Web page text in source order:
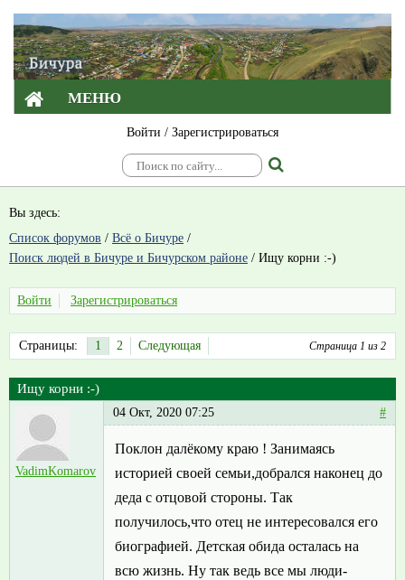
МЕНЮ
Войти / Зарегистрироваться
Вы здесь:
Список форумов / Всё о Бичуре /
Поиск людей в Бичуре и Бичурском районе / Ищу корни :-)
Войти Зарегистрироваться
Страница 1 из 2
Страницы: 1 2 Следующая
Ищу корни :-)
VadimKomarov
04 Окт, 2020 07:25 #
Поклон далёкому краю ! Занимаясь
историей своей семьи,добрался наконец до
деда с отцовой стороны. Так
получилось,что отец не интересовался его
биографией. Детская обида осталась на
всю жизнь. Ну так ведь все мы люди-